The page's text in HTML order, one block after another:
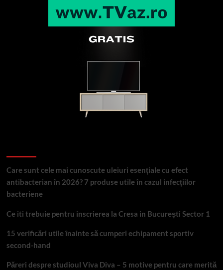
Care sunt cele mai cunoscute uleiuri esențiale cu efect
antibacterian în 2026? 7 produse utile în cazul infecțiilor
bacteriene
Ce iti trebuie pentru inscrierea la Cresa in București Sector 1
15 verificări utile înainte să cumperi echipament sportiv
second-hand
Păreri despre studioul Viva Diva – 5 motive pentru care merită